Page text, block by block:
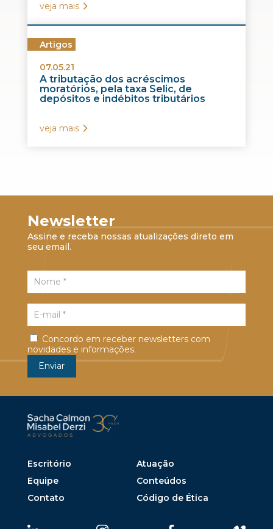
veja mais
Artigos
07.05.21
A tributação dos acréscimos
moratórios, pela taxa Selic, de
depósitos e indébitos tributários
veja mais
Newsletter
Assine e receba nossas atualizações direto em
seu email.
Concordo em receber newsletters com
novidades e informações.
Escritório
Atuação
Equipe
Conteúdos
Contato
Código de Ética